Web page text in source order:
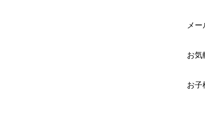
メ
お気
お子